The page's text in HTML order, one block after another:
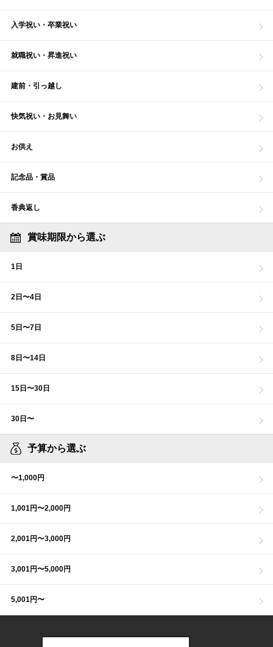
入学祝い・卒業祝い
就職祝い・昇進祝い
建前・引っ越し
快気祝い・お見舞い
お供え
記念品・賞品
香典返し
賞味期限から選ぶ
1日
2日〜4日
5日〜7日
8日〜14日
15日〜30日
30日〜
予算から選ぶ
〜1,000円
1,001円〜2,000円
2,001円〜3,000円
3,001円〜5,000円
5,001円〜